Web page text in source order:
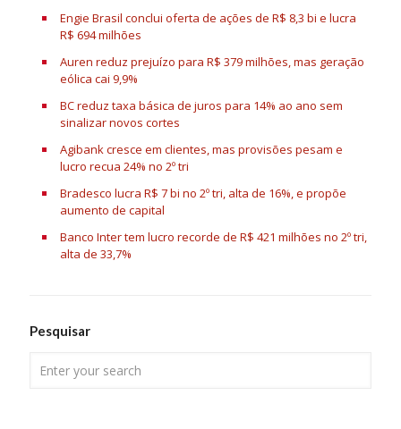
Engie Brasil conclui oferta de ações de R$ 8,3 bi e lucra
R$ 694 milhões
Auren reduz prejuízo para R$ 379 milhões, mas geração
eólica cai 9,9%
BC reduz taxa básica de juros para 14% ao ano sem
sinalizar novos cortes
Agibank cresce em clientes, mas provisões pesam e
lucro recua 24% no 2º tri
Bradesco lucra R$ 7 bi no 2º tri, alta de 16%, e propõe
aumento de capital
Banco Inter tem lucro recorde de R$ 421 milhões no 2º tri,
alta de 33,7%
Pesquisar